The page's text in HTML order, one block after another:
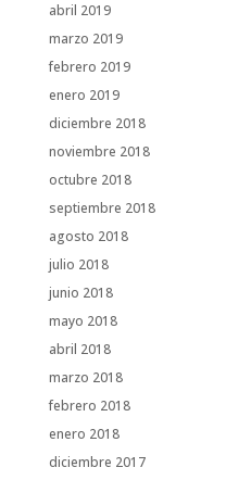
abril 2019
marzo 2019
febrero 2019
enero 2019
diciembre 2018
noviembre 2018
octubre 2018
septiembre 2018
agosto 2018
julio 2018
junio 2018
mayo 2018
abril 2018
marzo 2018
febrero 2018
enero 2018
diciembre 2017